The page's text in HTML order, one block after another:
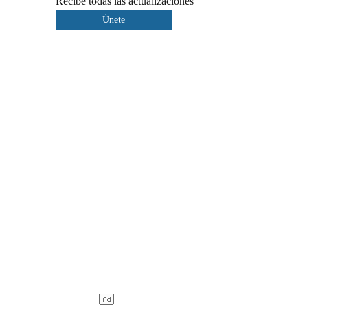
Únete